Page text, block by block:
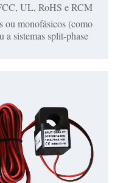
UL, RoHS e RCM
ou monofásicos (como
a sistemas split-phase